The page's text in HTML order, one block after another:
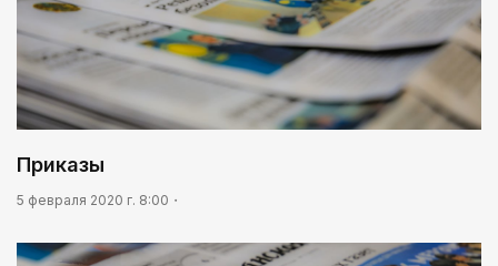
Приказы
5 февраля 2020 г. 8:00